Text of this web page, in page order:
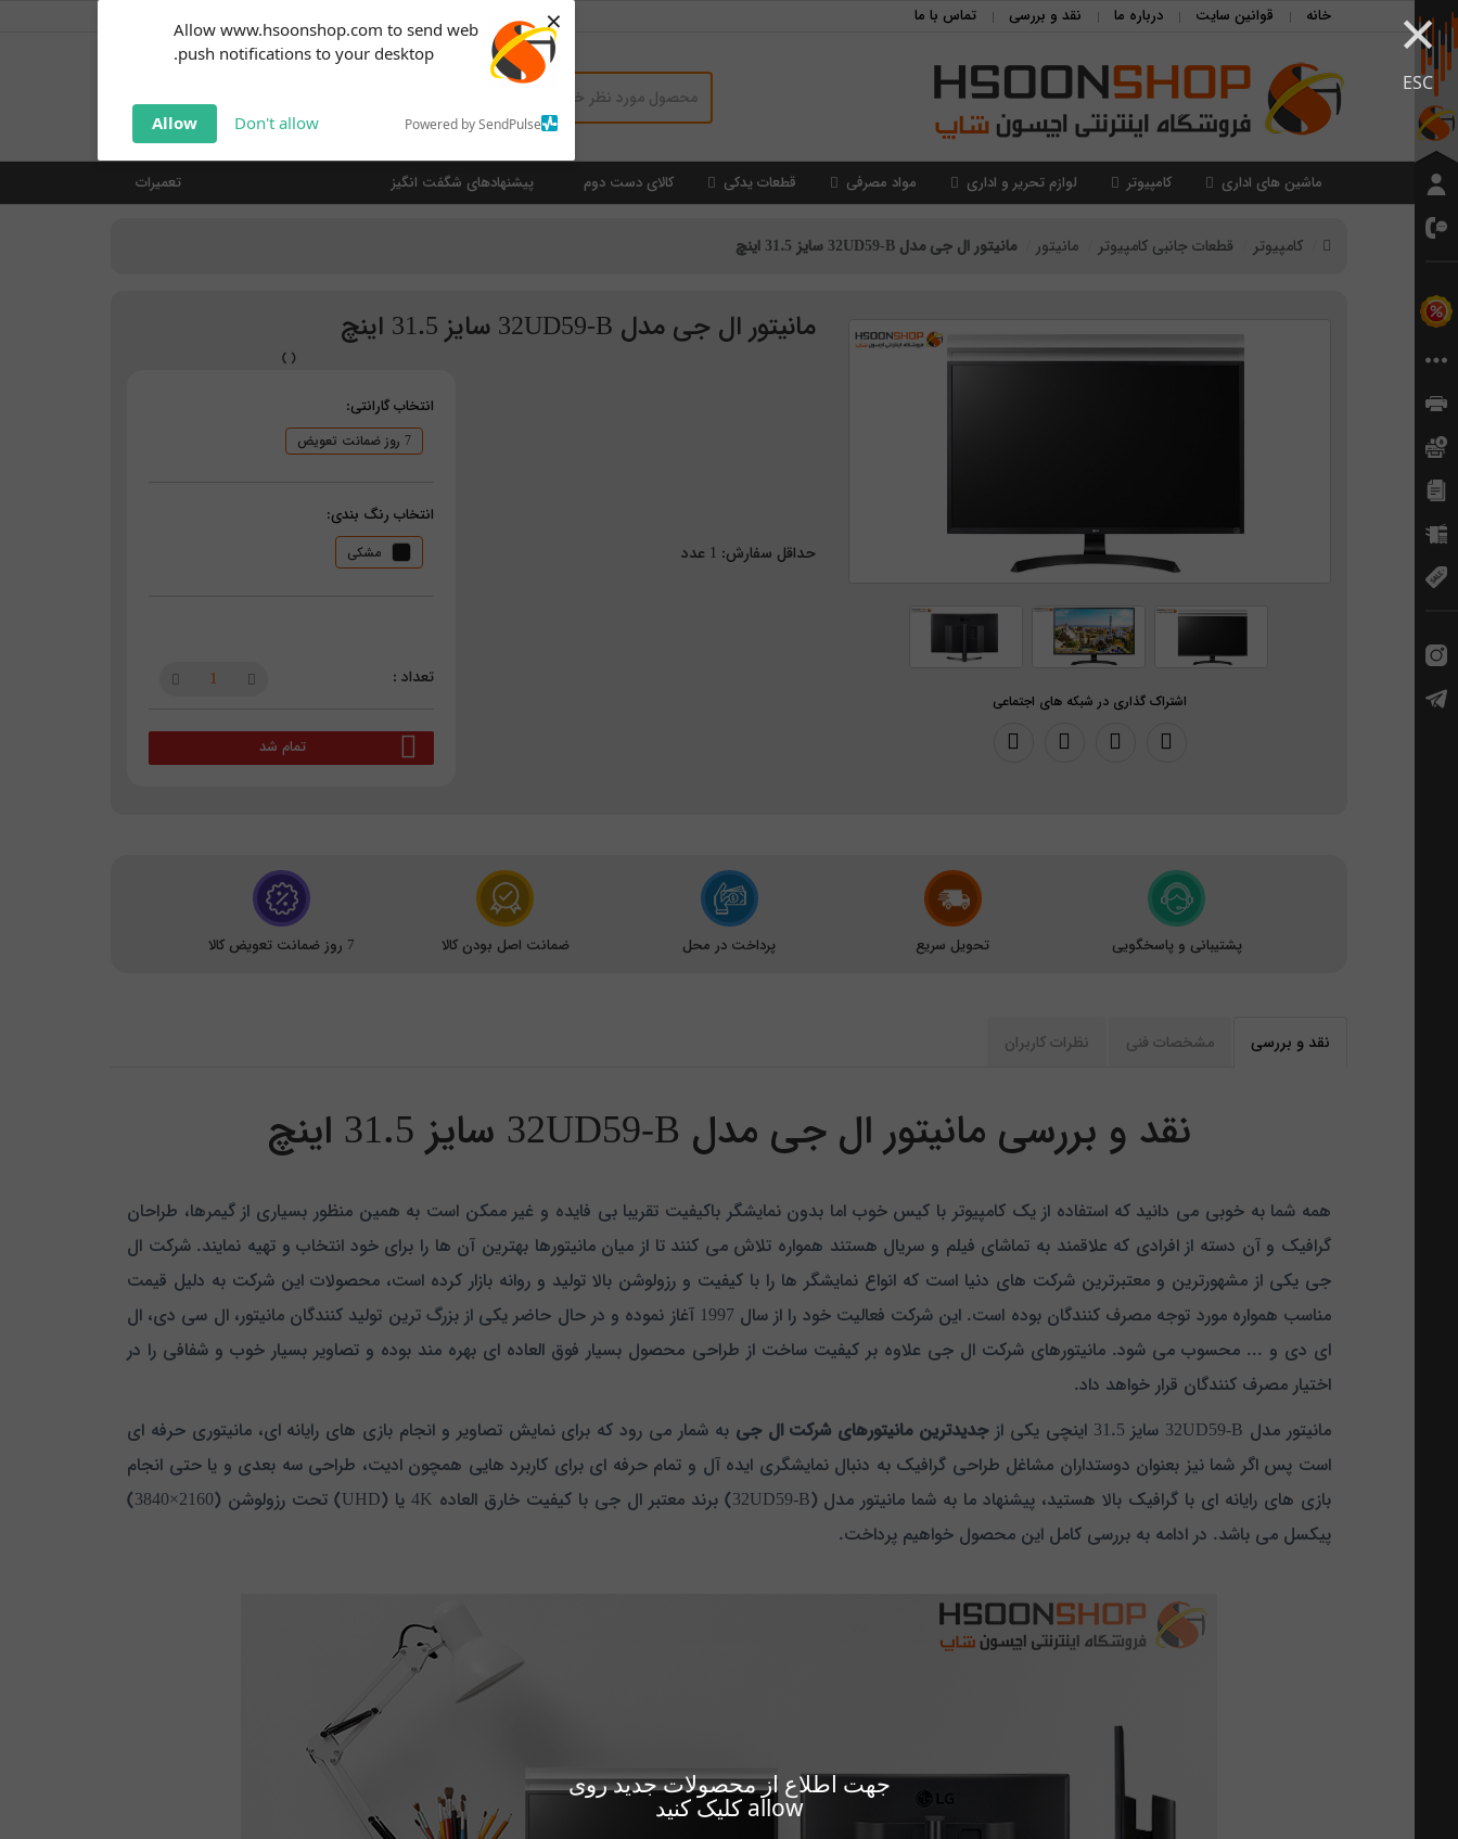
Allow www.hsoonshop.com to send web
push notifications to your desktop.
Powered by SendPulse
Don't allow
Allow
× ×
ESC
جهت اطلاع از محصولات جدید روی
allow کلیک کنید
notifications!
Click the bell icon to enable
خانه قوانین سایت درباره ما نقد و بررسی تماس با ما
ماشین های اداری کامپیوتر لوازم تحریر و اداری مواد مصرفی قطعات یدکی کالای دست دوم پیشنهادهای شگفت انگیز تعمیرات
کامپیوتر قطعات جانبی کامپیوتر مانیتور مانیتور ال جی مدل 32UD59-B سایز 31.5 اینچ
اشتراک گذاری در شبکه های اجتماعی
مانیتور ال جی مدل 32UD59-B سایز 31.5 اینچ
حداقل سفارش: 1 عدد
انتخاب گارانتی:
7 روز ضمانت تعویض
انتخاب رنگ بندی:
مشکی
تمام شد
پشتیبانی و پاسخگویی تحویل سریع پرداخت در محل ضمانت اصل بودن کالا 7 روز ضمانت تعویض کالا
نقد و بررسی مشخصات فنی نظرات کاربران
نقد و بررسی مانیتور ال جی مدل 32UD59-B سایز 31.5 اینچ
همه شما به خوبی می دانید که استفاده از یک کامپیوتر با کیس خوب اما بدون نمایشگر باکیفیت تقریبا بی فایده و غیر ممکن است به همین منظور بسیاری از گیمرها، طراحان
گرافیک و آن دسته از افرادی که علاقمند به تماشای فیلم و سریال هستند همواره تلاش می کنند تا از میان مانیتورها بهترین آن ها را برای خود انتخاب و تهیه نمایند. شرکت ال
جی یکی از مشهورترین و معتبرترین شرکت های دنیا است که انواع نمایشگر ها را با کیفیت و رزولوشن بالا تولید و روانه بازار کرده است، محصولات این شرکت به دلیل قیمت
مناسب همواره مورد توجه مصرف کنندگان بوده است. این شرکت فعالیت خود را از سال 1997 آغاز نموده و در حال حاضر یکی از بزرگ ترین تولید کنندگان مانیتور، ال سی دی، ال
ای دی و ... محسوب می شود. مانیتورهای شرکت ال جی علاوه بر کیفیت ساخت از طراحی محصول بسیار فوق العاده ای بهره مند بوده و تصاویر بسیار خوب و شفافی را در
اختیار مصرف کنندگان قرار خواهد داد.
مانیتور مدل 32UD59-B سایز 31.5 اینچی یکی از
جدیدترین مانیتورهای شرکت ال جی به شمار می رود که برای نمایش تصاویر و انجام بازی های رایانه ای، مانیتوری حرفه ای
است پس اگر شما نیز بعنوان دوستداران مشاغل طراحی گرافیک به دنبال نمایشگری ایده آل و تمام حرفه ای برای کاربرد هایی همچون ادیت، طراحی سه بعدی و یا حتی انجام
بازی های رایانه ای با گرافیک بالا هستید، پیشنهاد ما به شما مانیتور مدل (32UD59-B) برند معتبر ال جی با کیفیت خارق العاده 4K یا (UHD) تحت رزولوشن (2160×3840)
پیکسل می باشد. در ادامه به بررسی کامل این محصول خواهیم پرداخت.